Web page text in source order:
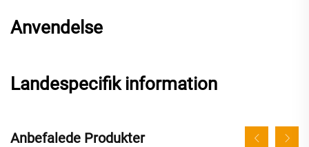
Anvendelse
Landespecifik information
Anbefalede Produkter